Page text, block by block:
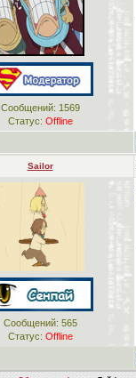
Сообщений: 1569
Статус: Offline
Sailor
Сообщений: 565
Статус: Offline